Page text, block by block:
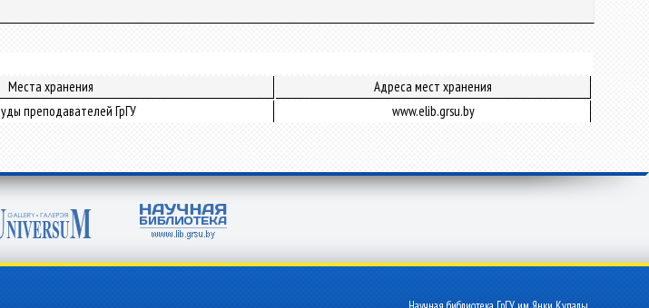
Места хранения
Адреса мест хранения
преподавателей ГрГУ www.elib.grsu.by